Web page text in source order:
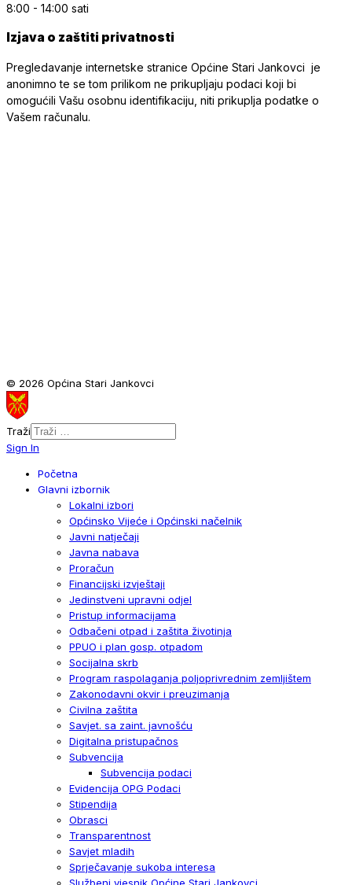
8:00 - 14:00 sati
Izjava o zaštiti privatnosti
Pregledavanje internetske stranice Općine Stari Jankovci je
anonimno te se tom prilikom ne prikupljaju podaci koji bi
omogućili Vašu osobnu identifikaciju, niti prikuplja podatke o
Vašem računalu.
© 2026 Općina Stari Jankovci
Traži
Sign In
Početna
Glavni izbornik
Lokalni izbori
Općinsko Vijeće i Općinski načelnik
Javni natječaji
Javna nabava
Proračun
Financijski izvještaji
Jedinstveni upravni odjel
Pristup informacijama
Odbačeni otpad i zaštita životinja
PPUO i plan gosp. otpadom
Socijalna skrb
Program raspolaganja poljoprivrednim zemljištem
Zakonodavni okvir i preuzimanja
Civilna zaštita
Savjet. sa zaint. javnošću
Digitalna pristupačnos
Subvencija
Subvencija podaci
Evidencija OPG Podaci
Stipendija
Obrasci
Transparentnost
Savjet mladih
Sprječavanje sukoba interesa
Službeni vjesnik Općine Stari Jankovci